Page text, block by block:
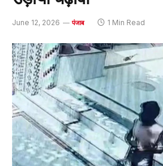
June 12, 2026 पंजाब 1 Min Read